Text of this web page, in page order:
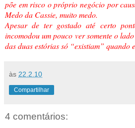
põe em risco o próprio negócio por
Medo da Cassie, muito medo.
Apesar de ter gostado até certo
incomodou um pouco ver somente o
das duas estórias só “existiam” quando
às 22.2.10
Compartilhar
4 comentários: